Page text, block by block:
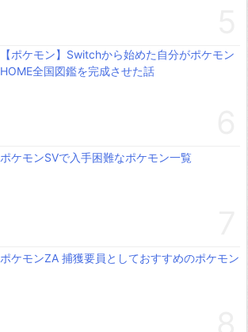
【ポケモン】Switchから始めた自分がポケモン
HOME全国図鑑を完成させた話
ポケモンSVで入手困難なポケモン一覧
ポケモンZA 捕獲要員としておすすめのポケモン